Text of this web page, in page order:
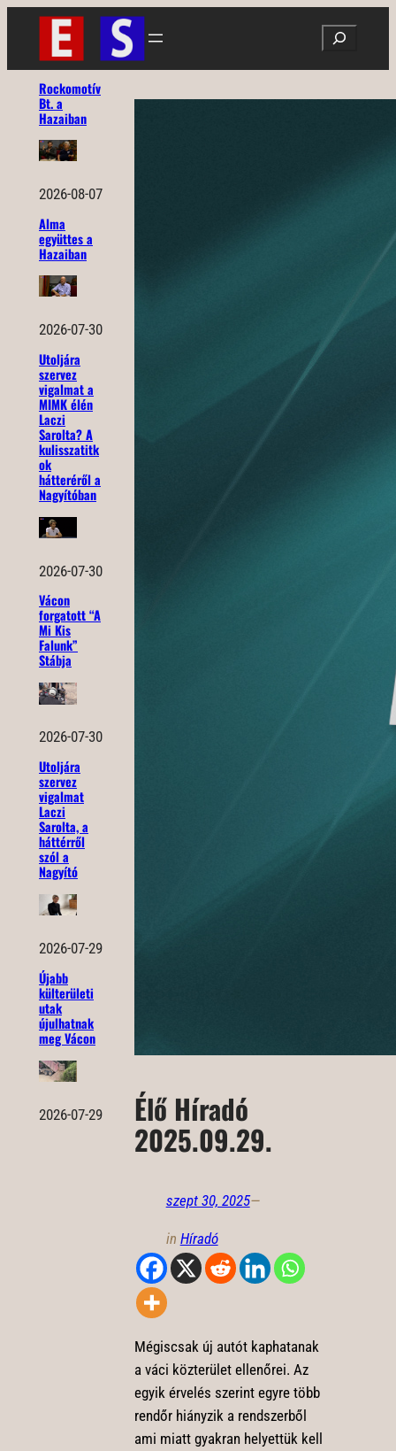
Ugrás
tartalomhoz
Search
Rockomotív
Bt. a
Hazaiban
2026-08-07
Alma
együttes a
Hazaiban
2026-07-30
Utoljára
szervez
vigalmat a
MIMK élén
Laczi
Sarolta? A
kulisszatitk
ok
hátteréről a
Nagyítóban
2026-07-30
Vácon
forgatott “A
Mi Kis
Falunk”
Stábja
2026-07-30
Utoljára
szervez
vigalmat
Laczi
Sarolta, a
háttérről
szól a
Nagyító
2026-07-29
Újabb
külterületi
utak
újulhatnak
meg Vácon
2026-07-29 Élő Híradó
2025.09.29.
szept 30, 2025—
in Híradó
Mégiscsak új autót kaphatanak
a váci közterület ellenőrei. Az
egyik érvelés szerint egyre több
rendőr hiányzik a rendszerből
ami miatt gyakran helyettük kell